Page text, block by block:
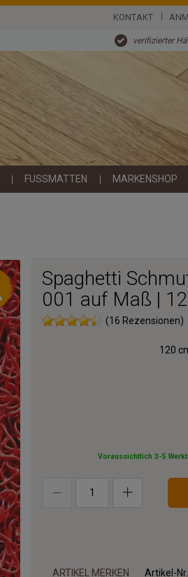
KONTAKT
verifizierter
FUSSMATTEN MARKENSHOP
Spaghetti
001 auf Maß |
(16 Rezensionen)
120
Voraussichtlich 3-5
ARTIKEL MERKEN Artikel-